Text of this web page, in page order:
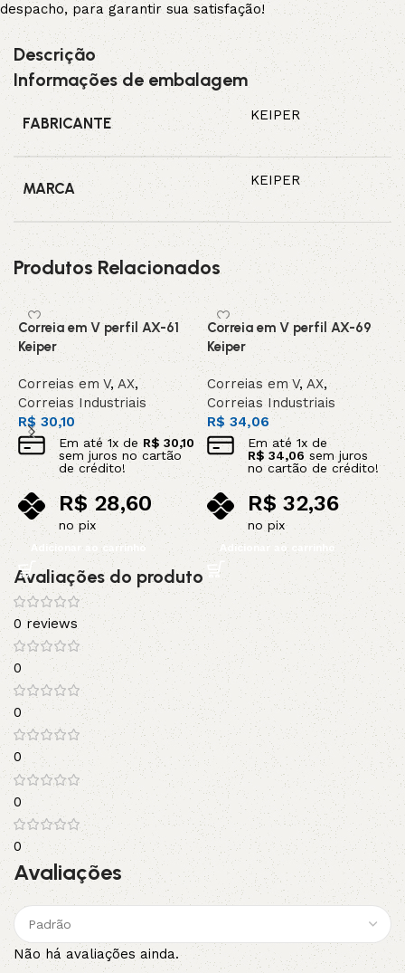
despacho, para garantir sua satisfação!
Descrição
Informações de embalagem
FABRICANTE KEIPER
MARCA KEIPER
Produtos Relacionados
Correia em V perfil AX-61
Keiper
Correias em V,AX,
Correias Industriais
R$ 30,10
Em até1x deR$ 30,10
sem juros no cartão
de crédito!
R$28,60
no pix
Adicionar ao carrinho
Correia em V perfil AX-69
Keiper
Correias em V, AX,
Correias Industriais
R$ 34,06
Em até 1x de
R$ 34,06sem juros
no cartão de crédito!
R$ 32,36
no pix
Adicionar ao carrinho
Avaliações do produto
0 reviews
0
0
0
0
0
Avaliações
Não há avaliações ainda.